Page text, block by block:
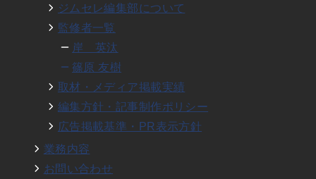
ジムセレ編集部について
監修者一覧
岸 英汰
篠原 友樹
取材・メディア掲載実績
編集方針・記事制作ポリシー
広告掲載基準・PR表示方針
業務内容
お問い合わせ